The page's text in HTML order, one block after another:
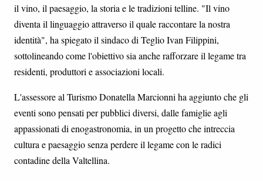
il vino, il paesaggio, la storia e le tradizioni telline. "Il vino
diventa il linguaggio attraverso il quale raccontare la nostra
identità", ha spiegato il sindaco di Teglio Ivan Filippini,
sottolineando come l'obiettivo sia anche rafforzare il legame tra
residenti, produttori e associazioni locali.
L'assessore al Turismo Donatella Marcionni ha aggiunto che gli
eventi sono pensati per pubblici diversi, dalle famiglie agli
appassionati di enogastronomia, in un progetto che intreccia
cultura e paesaggio senza perdere il legame con le radici
contadine della Valtellina.